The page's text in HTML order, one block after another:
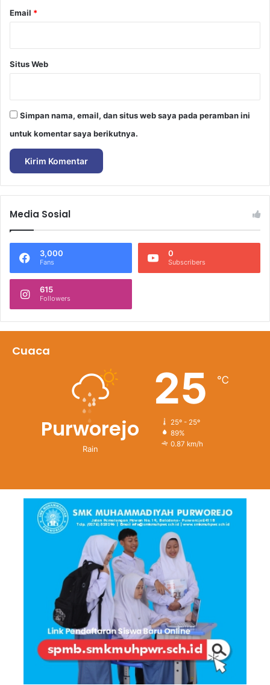
Email *
Situs Web
Simpan nama, email, dan situs web saya pada peramban ini
untuk komentar saya berikutnya.
Media Sosial
3,000
Fans
0
Subscribers
615
Followers
Cuaca
Purworejo
Rain
25 ℃
25º - 25º
89%
0.87 km/h